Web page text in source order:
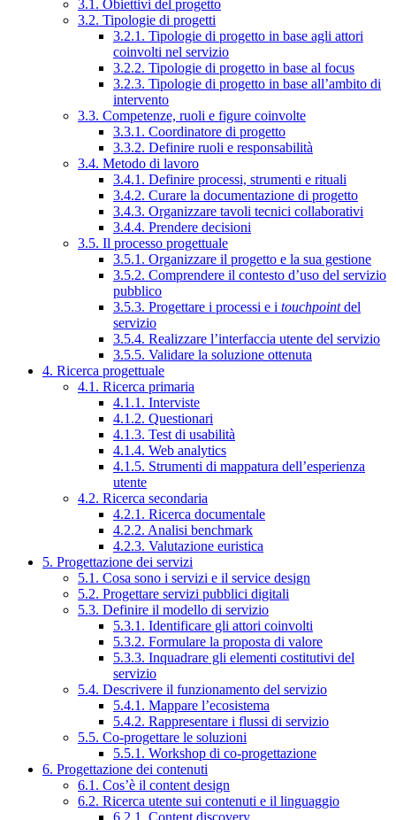
3.1. Obiettivi del progetto
3.2. Tipologie di progetti
3.2.1. Tipologie di progetto in base agli attori
coinvolti nel servizio
3.2.2. Tipologie di progetto in base al focus
3.2.3. Tipologie di progetto in base all’ambito di
intervento
3.3. Competenze, ruoli e figure coinvolte
3.3.1. Coordinatore di progetto
3.3.2. Definire ruoli e responsabilità
3.4. Metodo di lavoro
3.4.1. Definire processi, strumenti e rituali
3.4.2. Curare la documentazione di progetto
3.4.3. Organizzare tavoli tecnici collaborativi
3.4.4. Prendere decisioni
3.5. Il processo progettuale
3.5.1. Organizzare il progetto e la sua gestione
3.5.2. Comprendere il contesto d’uso del servizio
pubblico
3.5.3. Progettare i processi e i touchpointdel
servizio
3.5.4. Realizzare l’interfaccia utente del servizio
3.5.5. Validare la soluzione ottenuta
4. Ricerca progettuale
4.1. Ricerca primaria
4.1.1. Interviste
4.1.2. Questionari
4.1.3. Test di usabilità
4.1.4. Web analytics
4.1.5. Strumenti di mappatura dell’esperienza
utente
4.2. Ricerca secondaria
4.2.1. Ricerca documentale
4.2.2. Analisi benchmark
4.2.3. Valutazione euristica
5. Progettazione dei servizi
5.1. Cosa sono i servizi e il service design
5.2. Progettare servizi pubblici digitali
5.3. Definire il modello di servizio
5.3.1. Identificare gli attori coinvolti
5.3.2. Formulare la proposta di valore
5.3.3. Inquadrare gli elementi costitutivi del
servizio
5.4. Descrivere il funzionamento del servizio
5.4.1. Mappare l’ecosistema
5.4.2. Rappresentare i flussi di servizio
5.5. Co-progettare le soluzioni
5.5.1. Workshop di co-progettazione
6. Progettazione dei contenuti
6.1. Cos’è il content design
6.2. Ricerca utente sui contenuti e il linguaggio
6.2.1. Content discovery